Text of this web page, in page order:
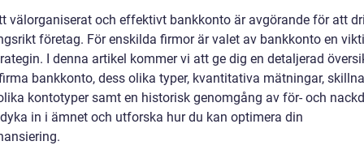
välorganiserat och effektivt bankkonto är avgörande för att
företag. För enskilda firmor är valet av bankkonto en
I denna artikel kommer vi att ge dig en detaljerad
bankkonto, dess olika typer, kvantitativa mätningar,
kontotyper samt en historisk genomgång av för- och
in i ämnet och utforska hur du kan optimera din